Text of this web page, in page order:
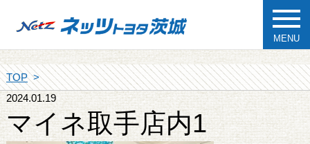
MENU
TOP
2024.01.19
マイネ取手店内1